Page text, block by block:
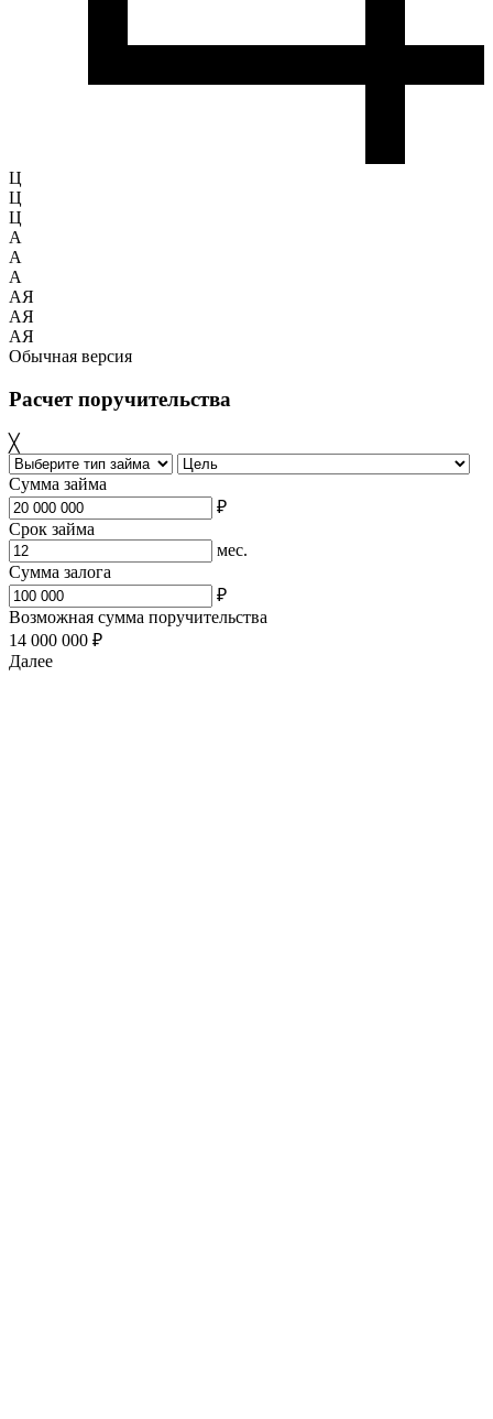
Ц
Ц
Ц
A
A
A
АЯ
АЯ
АЯ
Обычная версия
Расчет поручительства
╳
Сумма займа
₽
Срок займа
мес.
Сумма залога
₽
Возможная сумма поручительства
14 000 000 ₽
Далее